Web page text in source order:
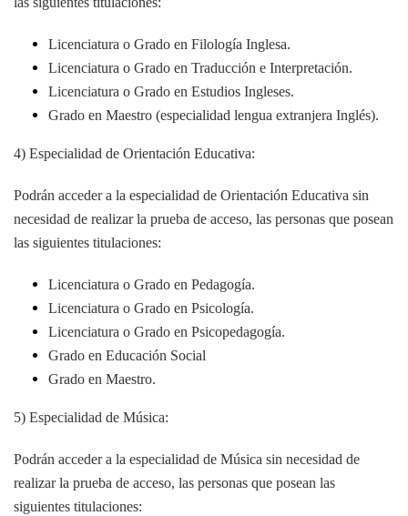
Licenciatura o Grado en Filología Inglesa.
Licenciatura o Grado en Traducción e Interpretación.
Licenciatura o Grado en Estudios Ingleses.
Grado en Maestro (especialidad lengua extranjera Inglés).
4) Especialidad de Orientación Educativa:
Podrán acceder a la especialidad de Orientación Educativa sin
necesidad de realizar la prueba de acceso, las personas que posean
las siguientes titulaciones:
Licenciatura o Grado en Pedagogía.
Licenciatura o Grado en Psicología.
Licenciatura o Grado en Psicopedagogía.
Grado en Educación Social
Grado en Maestro.
5) Especialidad de Música:
Podrán acceder a la especialidad de Música sin necesidad de
realizar la prueba de acceso, las personas que posean las
siguientes titulaciones: